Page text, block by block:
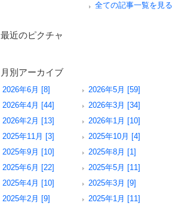
全ての記事一覧を見る
最近のピクチャ
月別アーカイブ
2026年6月 [8]
2026年5月 [59]
2026年4月 [44]
2026年3月 [34]
2026年2月 [13]
2026年1月 [10]
2025年11月 [3]
2025年10月 [4]
2025年9月 [10]
2025年8月 [1]
2025年6月 [22]
2025年5月 [11]
2025年4月 [10]
2025年3月 [9]
2025年2月 [9]
2025年1月 [11]